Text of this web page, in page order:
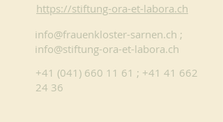
https://stiftung-ora-et-labora.ch
info@frauenkloster-sarnen.ch ;
info@stiftung-ora-et-labora.ch
+41 (041) 660 11 61 ; +41 41 662
24 36